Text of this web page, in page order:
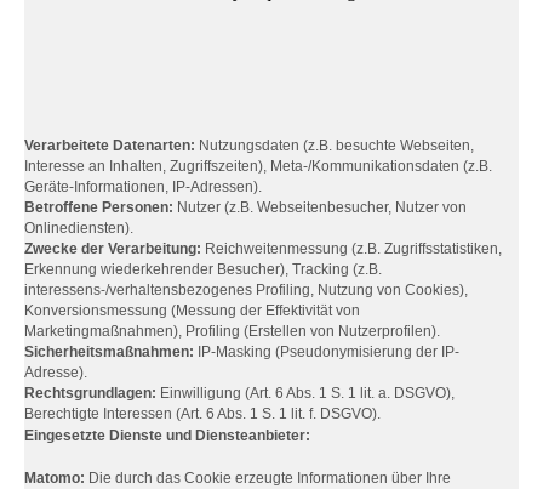
Verarbeitete Datenarten: Nutzungsdaten (z.B. besuchte Webseiten,
Interesse an Inhalten, Zugriffszeiten), Meta-/Kommunikationsdaten (z.B.
Geräte-Informationen, IP-Adressen).
Betroffene Personen: Nutzer (z.B. Webseitenbesucher, Nutzer von
Onlinediensten).
Zwecke der Verarbeitung: Reichweitenmessung (z.B. Zugriffsstatistiken,
Erkennung wiederkehrender Besucher), Tracking (z.B.
interessens-/verhaltensbezogenes Profiling, Nutzung von Cookies),
Konversionsmessung (Messung der Effektivität von
Marketingmaßnahmen), Profiling (Erstellen von Nutzerprofilen).
Sicherheitsmaßnahmen: IP-Masking (Pseudonymisierung der IP-
Adresse).
Rechtsgrundlagen: Einwilligung (Art. 6 Abs. 1 S. 1 lit. a. DSGVO),
Berechtigte Interessen (Art. 6 Abs. 1 S. 1 lit. f. DSGVO).
Eingesetzte Dienste und Diensteanbieter:
Matomo: Die durch das Cookie erzeugte Informationen über Ihre